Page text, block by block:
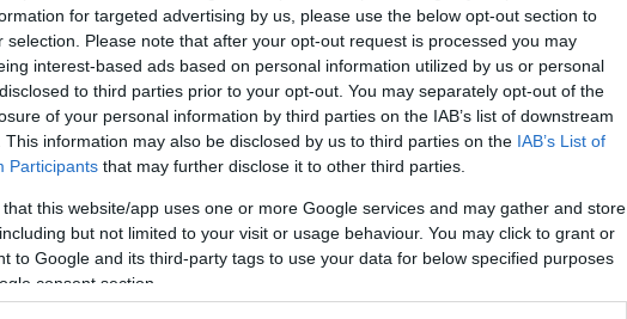
for targeted advertising by us, please use the below opt-out section to
selection. Please note that after your opt-out request is processed you may
interest-based ads based on personal information utilized by us or personal
to third parties prior to your opt-out. You may separately opt-out of the
of your personal information by third parties on the IAB’s list of downstream
This information may also be disclosed by us to third parties on the IAB’s List of
Participants that may further disclose it to other third parties.
that this website/app uses one or more Google services and may gather and store
but not limited to your visit or usage behaviour. You may click to grant or
to Google and its third-party tags to use your data for below specified purposes
consent section.